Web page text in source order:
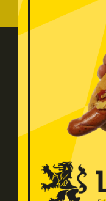
Carrer del Mig, 19
+93 575